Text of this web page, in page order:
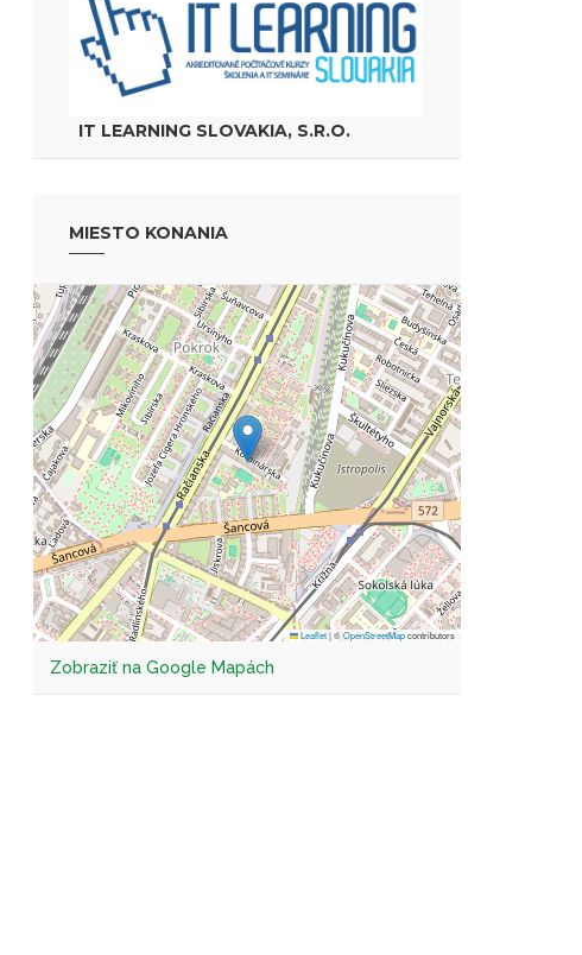
IT LEARNING SLOVAKIA, S.R.O.
MIESTO KONANIA
Leaflet|©OpenStreetMapcontributors
Zobraziť na Google Mapách